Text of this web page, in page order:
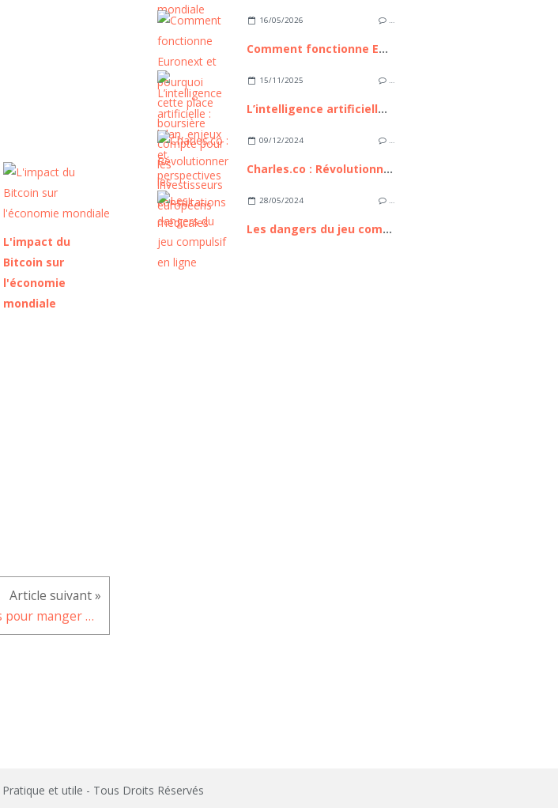
L'impact du
Bitcoin sur
l'économie
mondiale
Quelques astuces pour manger moins salé
16/05/2026 …
Comment fonctionne Euronext et pourquoi cette place boursière compte pour les investisseurs européens
15/11/2025 …
L’intelligence artificielle : bilan, enjeux et perspectives
09/12/2024 …
Charles.co : Révolutionner les consultations médicales
28/05/2024 …
Les dangers du jeu compulsif en ligne
et utile - Tous Droits Réservés